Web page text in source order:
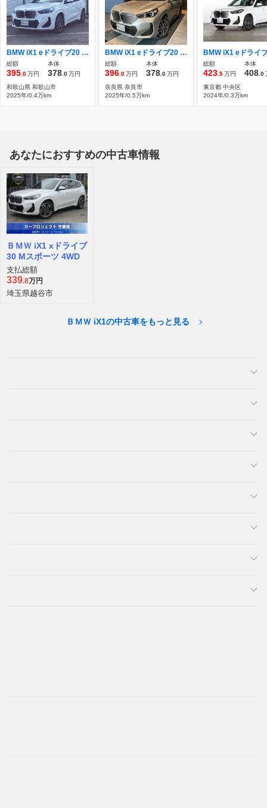
BMW iX1 eドライブ20 Mスポーツ 弊社レンタカーアップ 禁煙車
総額
395 .0万円
本体
378 .0万円
和歌山県 和歌山市
2025年/0.4万km
BMW iX1 eドライブ20 Mスポーツ 弊社レンタアップ車両 認定中古車
総額
396 .0万円
本体
378 .0万円
奈良県 奈良市
2025年/0.5万km
総額
423 .5万円
本体
408 .0
東京都 中央区
2024年/0.3万km
あなたにおすすめの中古車情報
ＢＭＷ iX1 xドライブ
30 Mスポーツ 4WD
支払総額
339.8万円
埼玉県越谷市
ＢＭＷ iX1の中古車をもっと見る